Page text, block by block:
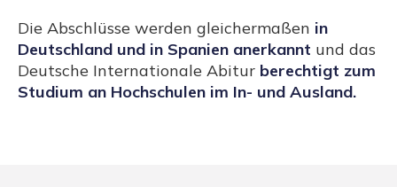
Die Abschlüsse werden gleichermaßen in
Deutschland und in Spanien anerkannt und das
Deutsche Internationale Abitur berechtigt zum
Studium an Hochschulen im In- und Ausland.